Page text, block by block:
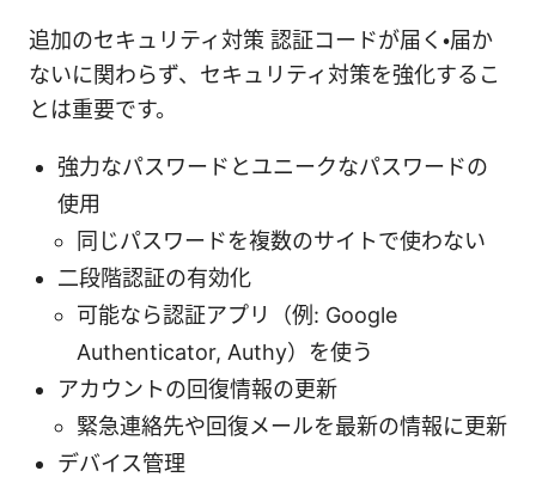
追加のセキュリティ対策 認証コードが届く・届か
ないに関わらず、セキュリティ対策を強化するこ
とは重要です。
強力なパスワードとユニークなパスワードの
使用
同じパスワードを複数のサイトで使わない
二段階認証の有効化
可能なら認証アプリ（例: Google
Authenticator, Authy）を使う
アカウントの回復情報の更新
緊急連絡先や回復メールを最新の情報に更新
デバイス管理